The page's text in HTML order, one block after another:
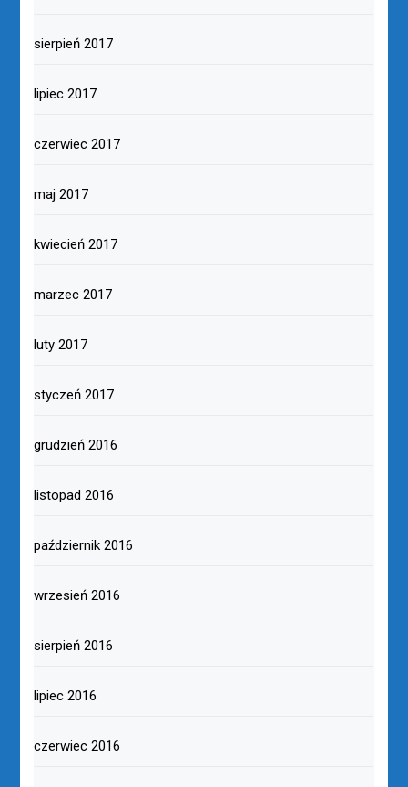
sierpień 2017
lipiec 2017
czerwiec 2017
maj 2017
kwiecień 2017
marzec 2017
luty 2017
styczeń 2017
grudzień 2016
listopad 2016
październik 2016
wrzesień 2016
sierpień 2016
lipiec 2016
czerwiec 2016